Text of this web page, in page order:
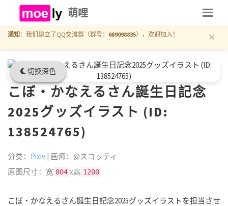
切换深色
萌哩
通知 ：我们建立了QQ交流群（群号： 689098835），欢迎加入！ ×
こぼ・かなえるさん誕生日記念
2025グッズイラスト (ID:
138524765)
分类： Pixiv | 画师：@スコッティ
原图尺寸：宽 804 x高 1200
こぼ・かなえるさん誕生日記念2025グッズイラストを担当させ